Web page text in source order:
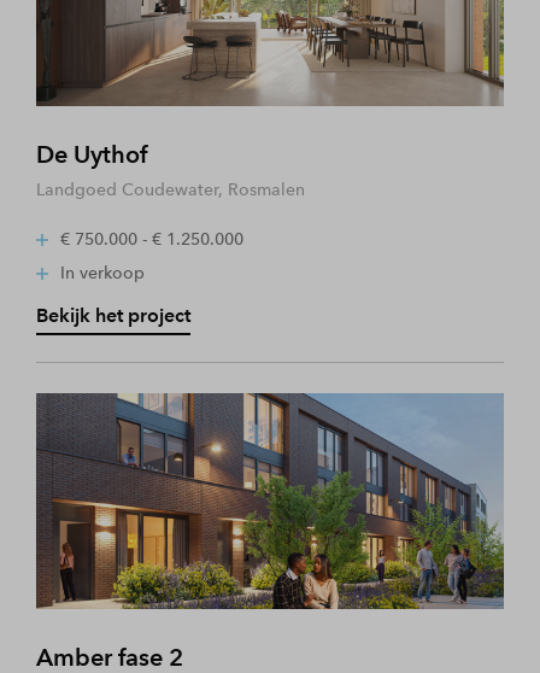
De Uythof
Landgoed Coudewater, Rosmalen
€ 750.000 - € 1.250.000
In verkoop
Bekijk het project
Amber fase 2